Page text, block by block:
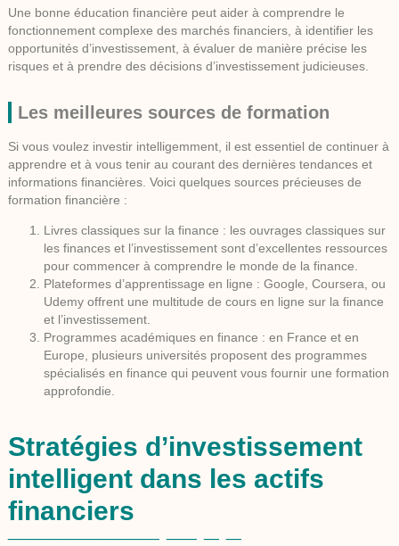
Une bonne éducation financière peut aider à comprendre le
fonctionnement complexe des marchés financiers, à identifier les
opportunités d’investissement, à évaluer de manière précise les
risques et à prendre des décisions d’investissement judicieuses.
Les meilleures sources de formation
Si vous voulez investir intelligemment, il est essentiel de continuer à
apprendre et à vous tenir au courant des dernières tendances et
informations financières. Voici quelques sources précieuses de
formation financière :
Livres classiques sur la finance : les ouvrages classiques sur
les finances et l’investissement sont d’excellentes ressources
pour commencer à comprendre le monde de la finance.
Plateformes d’apprentissage en ligne : Google, Coursera, ou
Udemy offrent une multitude de cours en ligne sur la finance
et l’investissement.
Programmes académiques en finance : en France et en
Europe, plusieurs universités proposent des programmes
spécialisés en finance qui peuvent vous fournir une formation
approfondie.
Stratégies d’investissement
intelligent dans les actifs
financiers